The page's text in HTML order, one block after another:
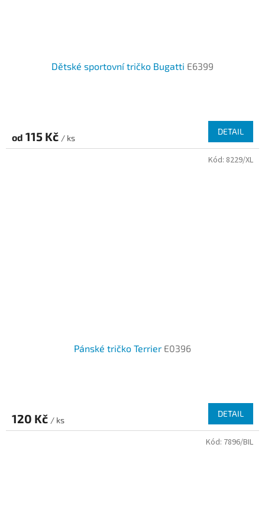
Dětské sportovní tričko Bugatti E6399
od 115 Kč / ks
DETAIL
Pánské tričko Terrier E0396
120 Kč / ks
DETAIL
Kód: 8229/XL
Kód: 7896/BIL